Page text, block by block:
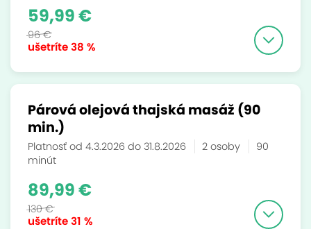
ušetríte38 %
59,99 €
96 €
Párová olejová thajská masáž (90
min.)
Platnosť od 4.3.2026 do 31.8.2026 2 osoby
90
minút
ušetríte31 %
89,99 €
130 €